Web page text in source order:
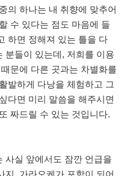
의 하나는 내 취향에 맞추어
수 있다는 점도 마음에 들
하면 정해져 있는 틀을 다
분들이 있는데, 저희를 이용
문에 다른 곳과는 차별화를
발하게 다낭을 체험하고 그
다면 미리 말씀을 해주시면
짜드릴 수 있는 것입니다.
사실 앞에서도 잠깐 언급을
지, 가라오케가 포함이 되어